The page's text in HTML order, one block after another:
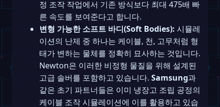
정 조작 작업에서 기존 방식보다 최대 475배 빠
른 속도를 보여준다고 합니다.
변형 가능한 소프트 바디(Soft Bodies): 시뮬레
이션의 난제 중 하나는 케이블, 천, 고무처럼 형
태가 변하는 물체를 정확히 묘사하는 것입니다.
Newton은 이러한 비정형 물질을 위해 설계된
고급 솔버를 포함하고 있습니다. Samsung과
같은 초기 파트너들은 이미 냉장고 조립 공정의
케이블 조작 시뮬레이션에 이를 활용하고 있습